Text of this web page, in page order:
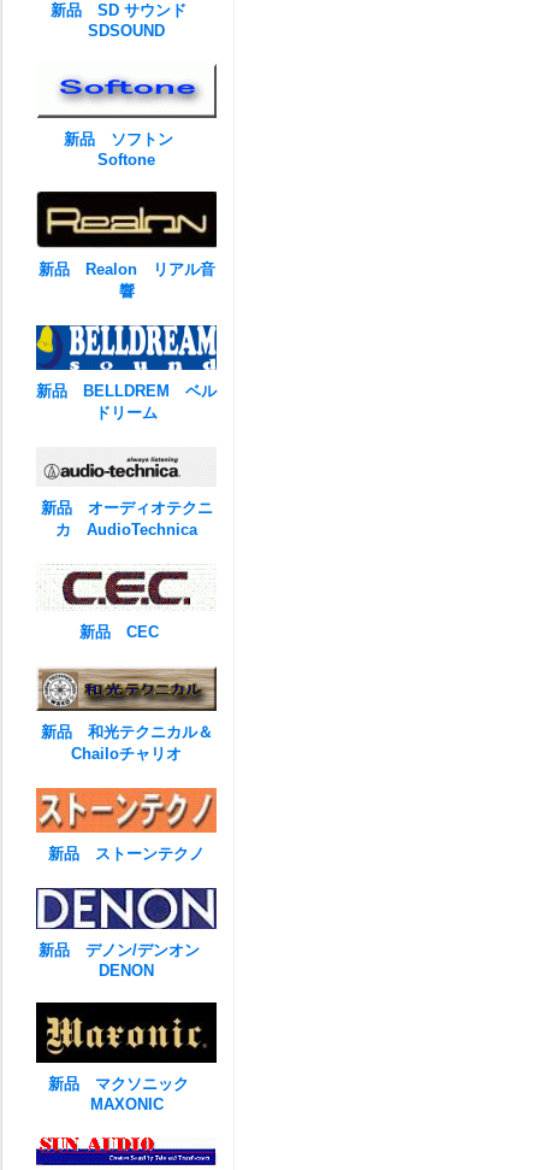
新品 SD サウンド
SDSOUND
新品 ソフトン
Softone
新品 Realon リアル音
響
新品 BELLDREM ベル
ドリーム
新品 オーディオテクニ
カ AudioTechnica
新品 CEC
新品 和光テクニカル＆
Chailoチャリオ
新品 ストーンテクノ
新品 デノン/デンオン
DENON
新品 マクソニック
MAXONIC